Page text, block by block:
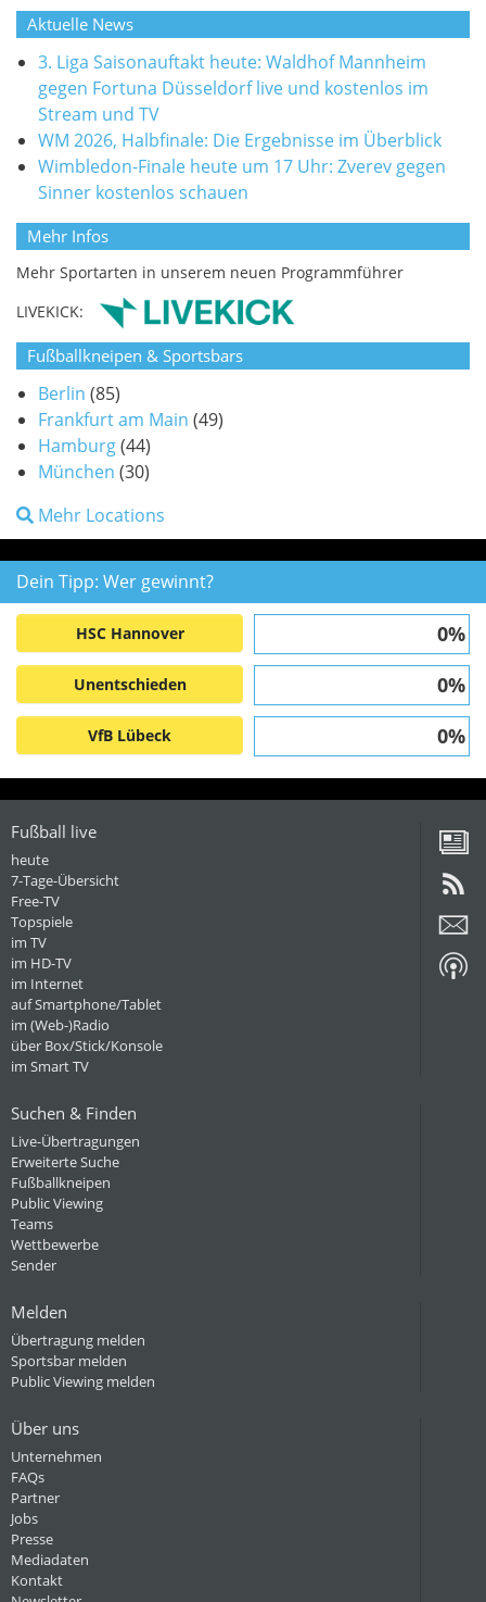
Aktuelle News
3. Liga Saisonauftakt heute: Waldhof Mannheim
gegen Fortuna Düsseldorf live und kostenlos im
Stream und TV
WM 2026, Halbfinale: Die Ergebnisse im Überblick
Wimbledon-Finale heute um 17 Uhr: Zverev gegen
Sinner kostenlos schauen
Mehr Infos
Mehr Sportarten in unserem neuen Programmführer
LIVEKICK:
Fußballkneipen & Sportsbars
Berlin (85)
Frankfurt am Main (49)
Hamburg(44)
München (30)
Mehr Locations
Dein Tipp: Wer gewinnt?
HSC Hannover 0%
Unentschieden 0%
VfB Lübeck 0%
Fußball live
heute
7-Tage-Übersicht
Free-TV
Topspiele
im TV
im HD-TV
im Internet
auf Smartphone/Tablet
im (Web-)Radio
über Box/Stick/Konsole
im Smart TV
Suchen & Finden
Live-Übertragungen
Erweiterte Suche
Fußballkneipen
Public Viewing
Teams
Wettbewerbe
Sender
Melden
Übertragung melden
Sportsbar melden
Public Viewing melden
Über uns
Unternehmen
FAQs
Partner
Jobs
Presse
Mediadaten
Kontakt